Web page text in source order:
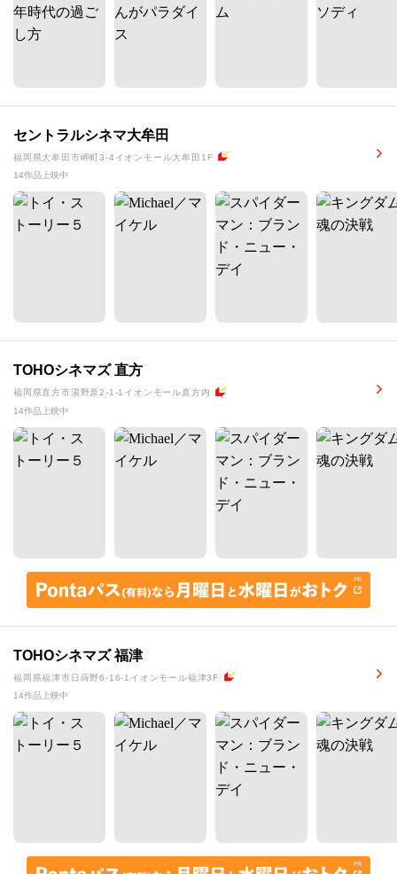
セントラルシネマ大牟田
福岡県大牟田市岬町3-4イオンモール大牟田1F
14作品上映中
TOHOシネマズ 直方
福岡県直方市湯野原2-1-1イオンモール直方内
14作品上映中
TOHOシネマズ 福津
福岡県福津市日蒔野6-16-1イオンモール福津3F
14作品上映中